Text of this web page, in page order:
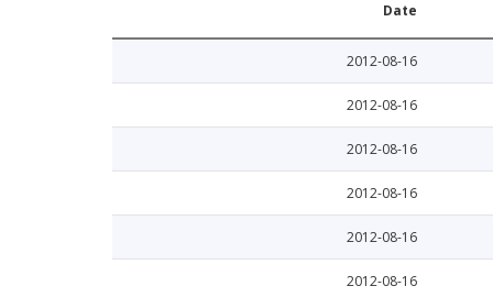
Date
2012-08-16
2012-08-16
2012-08-16
2012-08-16
2012-08-16
2012-08-16